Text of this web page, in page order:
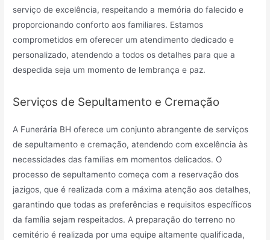
serviço de excelência, respeitando a memória do falecido e
proporcionando conforto aos familiares. Estamos
comprometidos em oferecer um atendimento dedicado e
personalizado, atendendo a todos os detalhes para que a
despedida seja um momento de lembrança e paz.
Serviços de Sepultamento e Cremação
A Funerária BH oferece um conjunto abrangente de serviços
de sepultamento e cremação, atendendo com excelência às
necessidades das famílias em momentos delicados. O
processo de sepultamento começa com a reservação dos
jazigos, que é realizada com a máxima atenção aos detalhes,
garantindo que todas as preferências e requisitos específicos
da família sejam respeitados. A preparação do terreno no
cemitério é realizada por uma equipe altamente qualificada,